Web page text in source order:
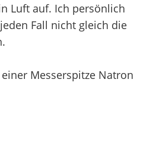
Luft auf. Ich persönlich
Fall nicht gleich die
Messerspitze Natron